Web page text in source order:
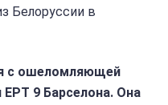
Белоруссии в
с ошеломляющей
9 Барселона. Она